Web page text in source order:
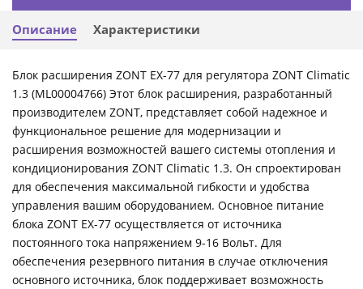
Описание Характеристики
Блок расширения ZONT EX-77 для регулятора ZONT Climatic
1.3 (ML00004766) Этот блок расширения, разработанный
производителем ZONT, представляет собой надежное и
функциональное решение для модернизации и
расширения возможностей вашего системы отопления и
кондиционирования ZONT Climatic 1.3. Он спроектирован
для обеспечения максимальной гибкости и удобства
управления вашим оборудованием. Основное питание
блока ZONT EX-77 осуществляется от источника
постоянного тока напряжением 9-16 Вольт. Для
обеспечения резервного питания в случае отключения
основного источника, блок поддерживает возможность